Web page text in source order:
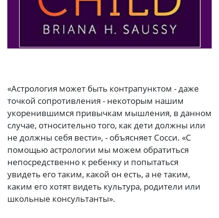
«Астрология может быть контрапунктом - даже
точкой сопротивления - некоторым нашим
укоренившимся привычкам мышления, в данном
случае, относительно того, как дети должны или
не должны себя вести», - объясняет Сосси. «С
помощью астрологии мы можем обратиться
непосредственно к ребенку и попытаться
увидеть его таким, какой он есть, а не таким,
каким его хотят видеть культура, родители или
школьные консультанты».